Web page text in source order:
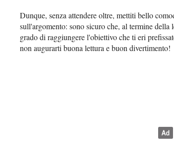
Dunque, senza attendere oltre, mettiti bello
sull'argomento: sono sicuro che, al termine della
grado di raggiungere l'obiettivo che ti eri
non augurarti buona lettura e buon divertimento!